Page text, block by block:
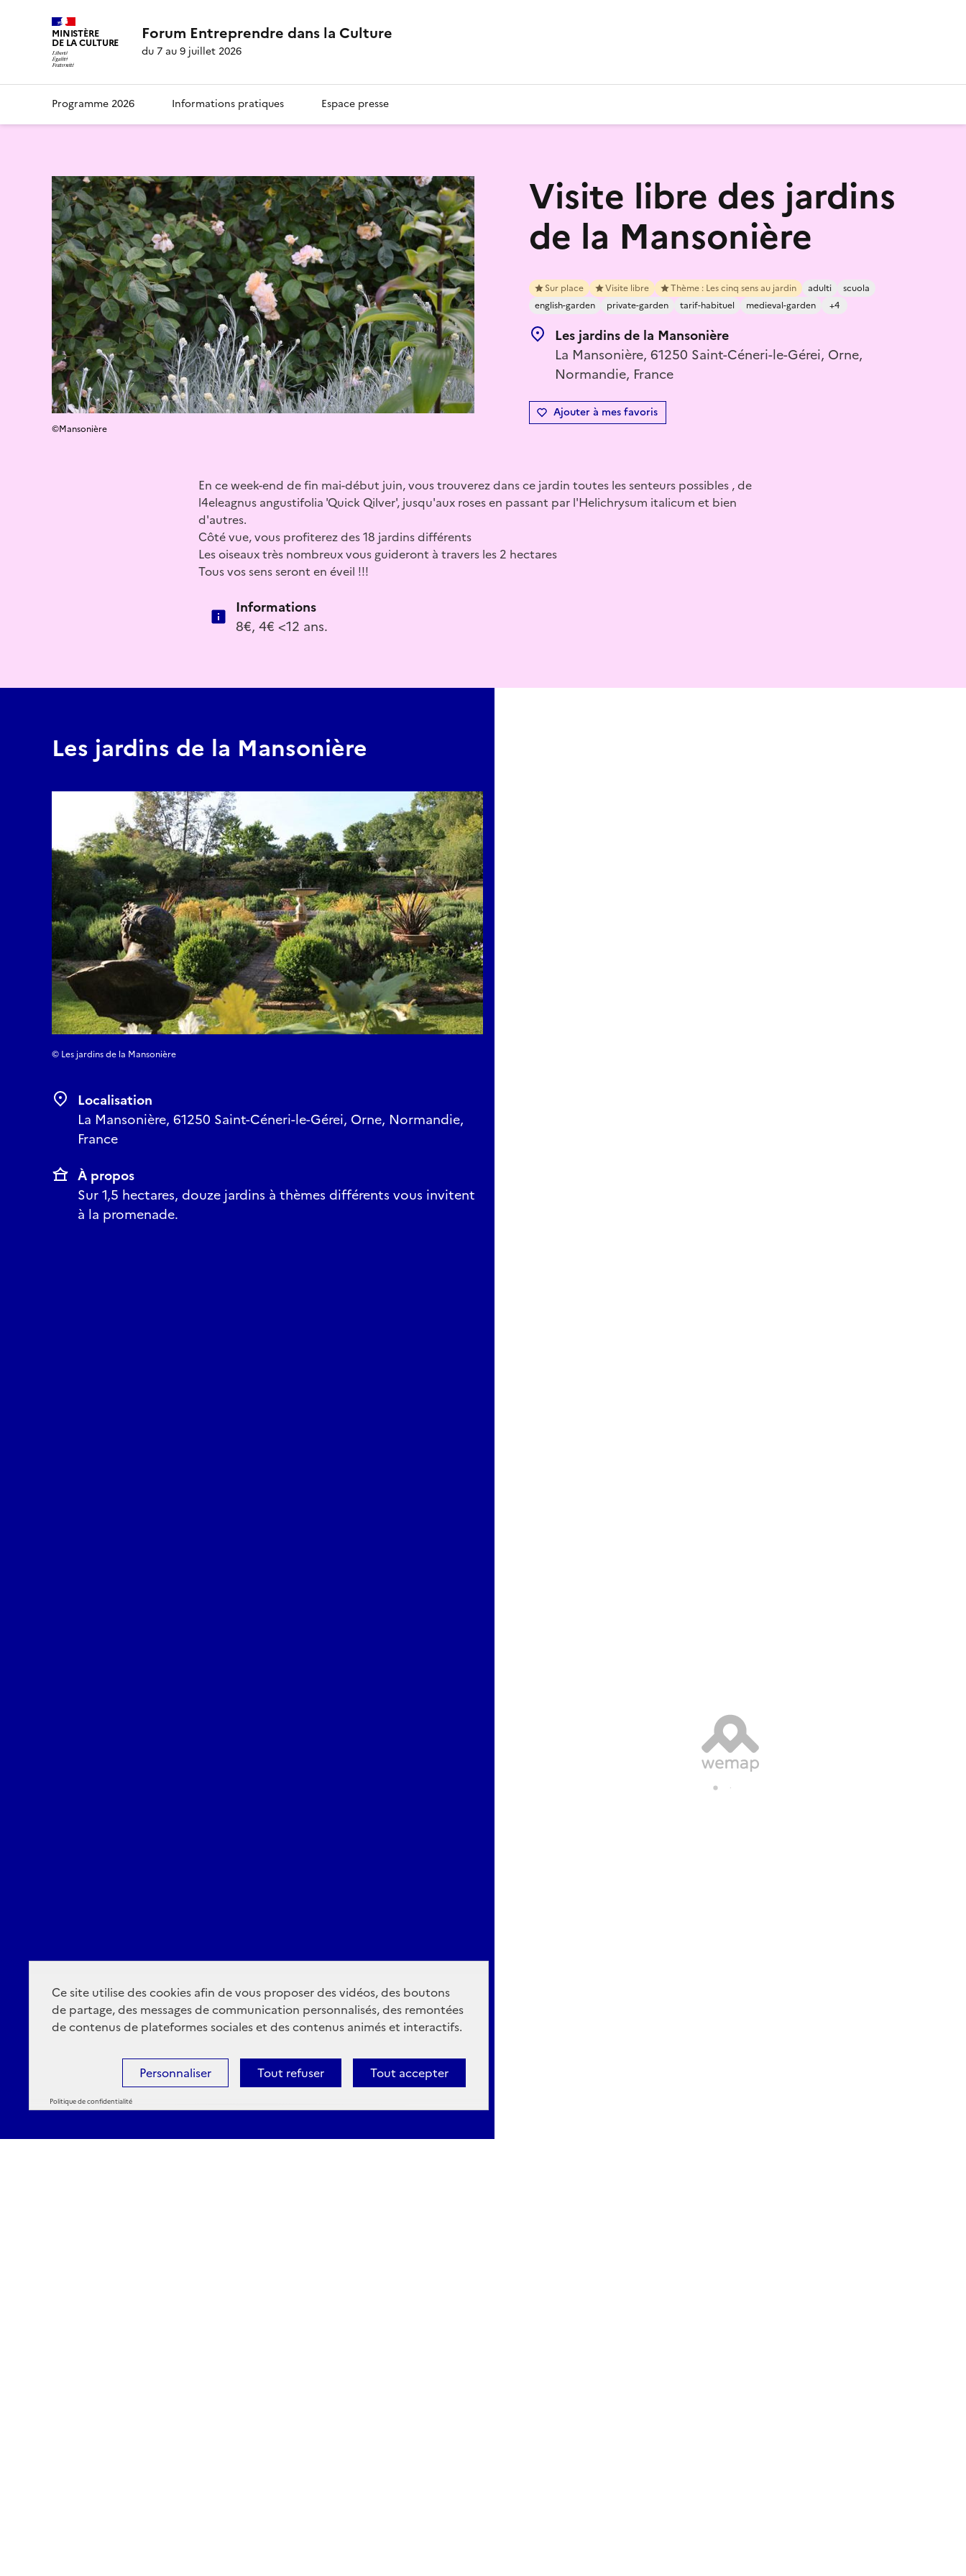
Ce site utilise des cookies afin de vous proposer des vidéos, des boutons
de partage, des messages de communication personnalisés, des remontées
de contenus de plateformes sociales et des contenus animés et interactifs.
Tout accepter
Tout refuser
Personnaliser
Politique de confidentialité
MINISTÈRE
DE LA CULTURE Forum Entreprendre dans la Culture
du 7 au 9 juillet 2026
Programme 2026 Informations pratiques Espace presse
Visite libre des jardins
de la Mansonière
Sur place Visite libre Thème : Les cinq sens au jardin adulti
scuola
english-garden
private-garden tarif-habituel medieval-garden +4
Les jardins de la Mansonière
La Mansonière, 61250 Saint-Céneri-le-Gérei, Orne,
Normandie, France
Ajouter à mes favoris
©Mansonière
En ce week-end de fin mai-début juin, vous trouverez dans ce jardin toutes les senteurs possibles , de
l4eleagnus angustifolia 'Quick Qilver', jusqu'aux roses en passant par l'Helichrysum italicum et bien
d'autres.
Côté vue, vous profiterez des 18 jardins différents
Les oiseaux très nombreux vous guideront à travers les 2 hectares
Tous vos sens seront en éveil !!!
Informations
8€, 4€ <12 ans.
Les jardins de la Mansonière
© Les jardins de la Mansonière
Localisation
La Mansonière, 61250 Saint-Céneri-le-Gérei, Orne, Normandie,
France
À propos
Sur 1,5 hectares, douze jardins à thèmes différents vous invitent
à la promenade.